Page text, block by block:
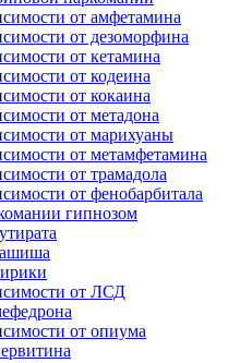
от амфетамина
от дезоморфина
от кетамина
от кодеина
от кокаина
от метадона
от марихуаны
от метамфетамина
от трамадола
от фенобарбитала
гипнозом
от ЛСД
от опиума